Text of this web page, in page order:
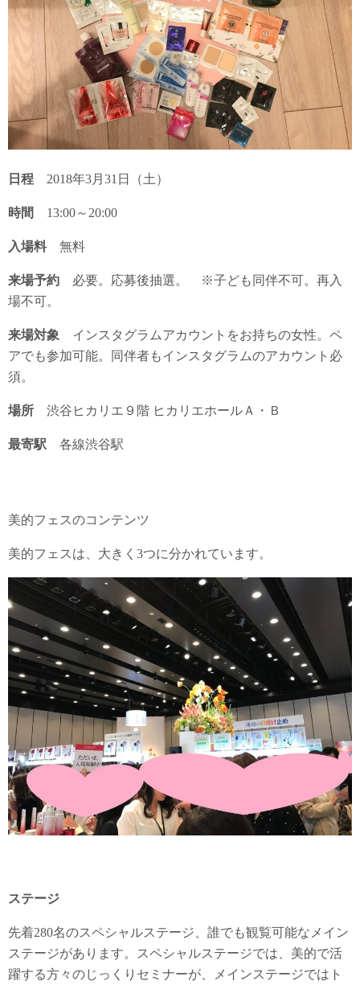
日程 2018年3月31日（土）
時間 13:00～20:00
入場料無料
来場予約 必要。応募後抽選。 ※子ども同伴不可。再入
場不可。
来場対象 インスタグラムアカウントをお持ちの女性。ペ
アでも参加可能。同伴者もインスタグラムのアカウント必
須。
場所 渋谷ヒカリエ９階 ヒカリエホールＡ・Ｂ
最寄駅 各線渋谷駅
美的フェスのコンテンツ
美的フェスは、大きく3つに分かれています。
ステージ
先着280名のスペシャルステージ、誰でも観覧可能なメイン
ステージがあります。スペシャルステージでは、美的で活
躍する方々のじっくりセミナーが、メインステージではト